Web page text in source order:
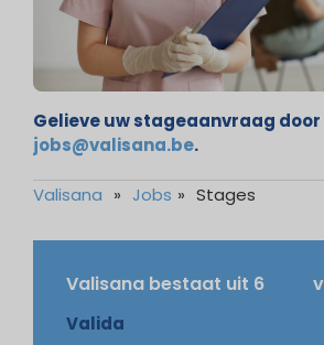
Gelieve uw stageaanvraag
jobs@valisana.be.
Valisana » Jobs » Stages
Valisana bestaat uit 6
Valida